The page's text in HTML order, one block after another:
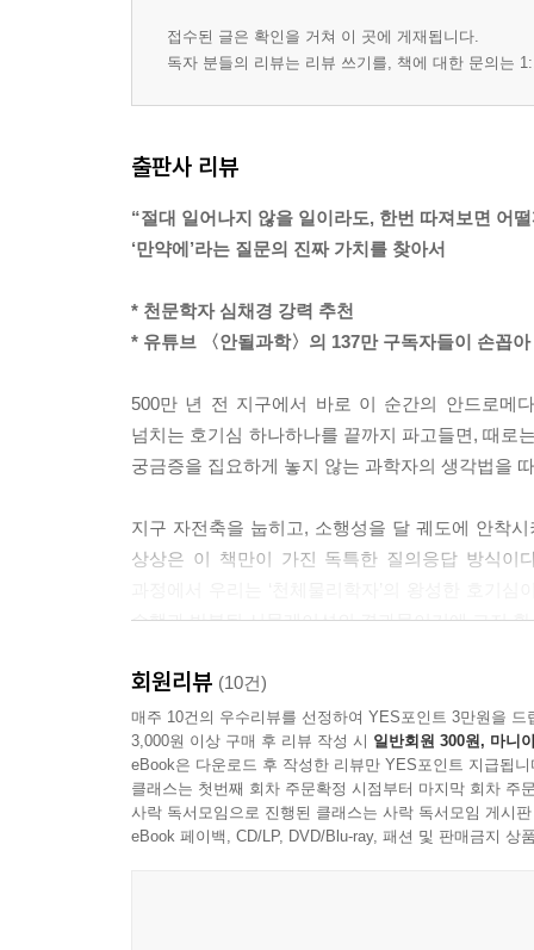
접수된 글은 확인을 거쳐 이 곳에 게재됩니다.
독자 분들의 리뷰는 리뷰 쓰기를, 책에 대한 문의는
출판사 리뷰
“절대 일어나지 않을 일이라도, 한번 따져보면 어
‘만약에’라는 질문의 진짜 가치를 찾아서
* 천문학자 심채경 강력 추천
* 유튜브 〈안될과학〉의 137만 구독자들이 손꼽
500만 년 전 지구에서 바로 이 순간의 안드로메
넘치는 호기심 하나하나를 끝까지 파고들면, 때로
궁금증을 집요하게 놓지 않는 과학자의 생각법을
지구 자전축을 눕히고, 소행성을 달 궤도에 안착
상상은 이 책만이 가진 독특한 질의응답 방식이
수행과 반복된 시뮬레이션의 결과물이기에 그저
“쓸모없는 답이라고 해도, 알면 재미있지 않나요?”
역동적인 천체물리학자가 상상하는 ‘우리가 만난
저자 강성주(항성)는 다양한 TV 프로그램에서 정
점에 담긴 아름다움, 생명체의 경이로움을 이끌
되는 단서가 숨어 있음을 전달해 잔잔한 감동을
회원리뷰 (10건)
매주 10건의 우수리뷰를 선정하여 YES포인트 3만원을 드
3,000원 이상 구매 후 리뷰 작성 시 일반회원 300원, 마니
eBook은 다운로드 후 작성한 리뷰만 YES포인트 지급됩니
클래스는 첫번째 회차 주문확정 시점부터 마지막 회차 주
사락 독서모임으로 진행된 클래스는 사락 독서모임 게시
eBook 페이백, CD/LP, DVD/Blu-ray, 패션 및 판매금지 상